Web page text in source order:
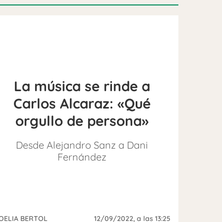
La música se rinde a
Carlos Alcaraz: «Qué
orgullo de persona»
Desde Alejandro Sanz a Dani
Fernández
BERTOL 12/09/2022, a las 13:25